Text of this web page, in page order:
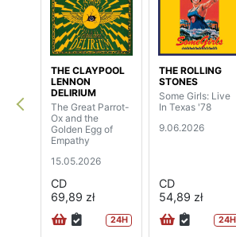
THE CLAYPOOL
LENNON
DELIRIUM
The Great Parrot-
Ox and the
Golden Egg of
Empathy
15.05.2026
CD
69,89 zł
24H
THE ROLLING
STONES
Some Girls: Live
In Texas '78
9.06.2026
CD
54,89 zł
24H